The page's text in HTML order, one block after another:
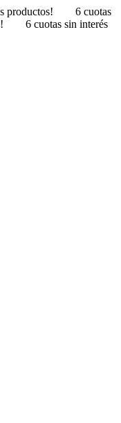
productos!
6 cuotas
6 cuotas sin interés